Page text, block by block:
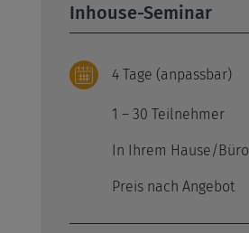
Inhouse-Seminar
4 Tage (anpassbar)
1 – 30 Teilnehmer
In Ihrem Hause/Büro
Preis nach Angebot